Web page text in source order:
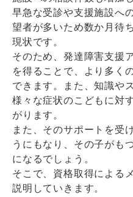
早急な受診や支援施設へ
望者が多いため数か月待
現状です。
そのため、発達障害支援
を得ることで、より多く
できます。また、知識や
様々な症状のこどもに対
がります。
また、そのサポートを受
うにもなり、その子がも
になるでしょう。
そこで、資格取得による
説明していきます。